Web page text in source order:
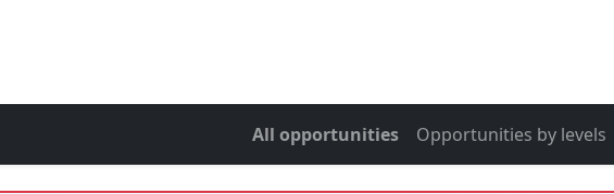
All opportunities Opportunities by levels